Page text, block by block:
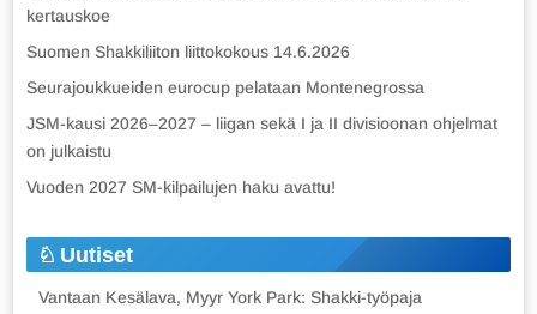
kertauskoe
Suomen Shakkiliiton liittokokous 14.6.2026
Seurajoukkueiden eurocup pelataan Montenegrossa
JSM-kausi 2026–2027 – liigan sekä I ja II divisioonan ohjelmat
on julkaistu
Vuoden 2027 SM-kilpailujen haku avattu!
Uutiset
Vantaan Kesälava, Myyr York Park: Shakki-työpaja